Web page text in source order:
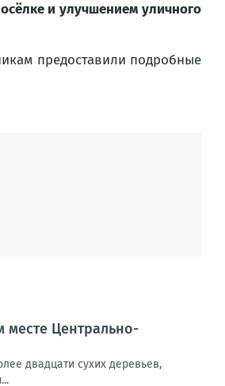
и улучшением уличного
предоставили подробные
месте Центрально-
двадцати сухих деревьев,